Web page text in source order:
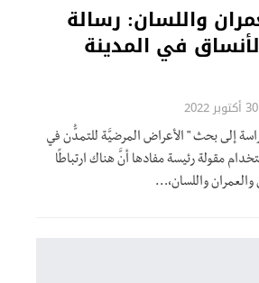
واللسان: رسالة
في المدينة
30 أكتوبر 2022
إلى بحث " الأعراض المرضيَّة للتمدُّن في
مقولة رئيسة مفادها أنَّ هناك ارتباطًا
والعمران واللسان،…